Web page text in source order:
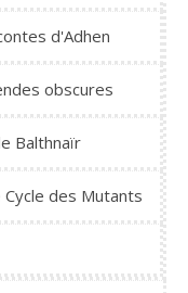
d'Adhen
obscures
Balthnaïr
des Mutants